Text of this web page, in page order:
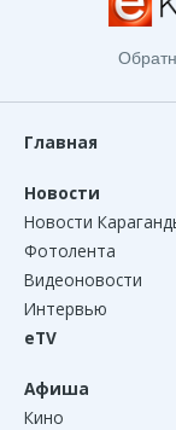
Главная
Новости
Новости
Фотолента
Видеоновости
Интервью
eTV
Афиша
Кино